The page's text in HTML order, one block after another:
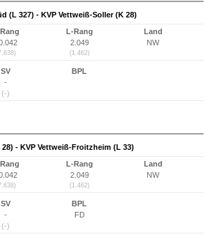
(L 327) - KVP Vettweiß-Soller (K 28)
L-Rang
2.049
(1.462)
Land
NW
SV
-
(-)
BPL
- KVP Vettweiß-Froitzheim (L 33)
L-Rang
2.049
(1.462)
Land
NW
SV
-
(-)
BPL
FD